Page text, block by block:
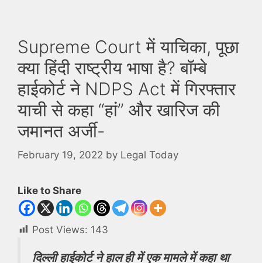
Supreme Court में याचिका, पूछा
क्या हिंदी राष्ट्रीय भाषा है? बॉम्बे
हाईकोर्ट ने NDPS Act में गिरफ्तार
याची से कहा “हां” और खारिज की
जमानत अर्जी-
February 19, 2022 by Legal Today
Like to Share
Post Views: 143
दिल्ली हाईकोर्ट ने हाल ही में एक मामले में कहा था